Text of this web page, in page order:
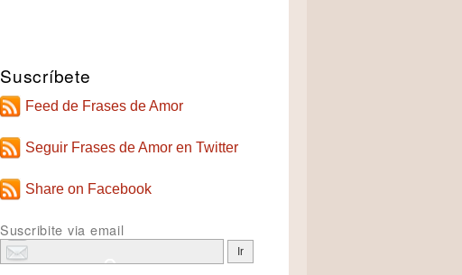
Suscríbete
Feed de Frases de Amor
Seguir Frases de Amor en Twitter
Share on Facebook
Suscribite via email